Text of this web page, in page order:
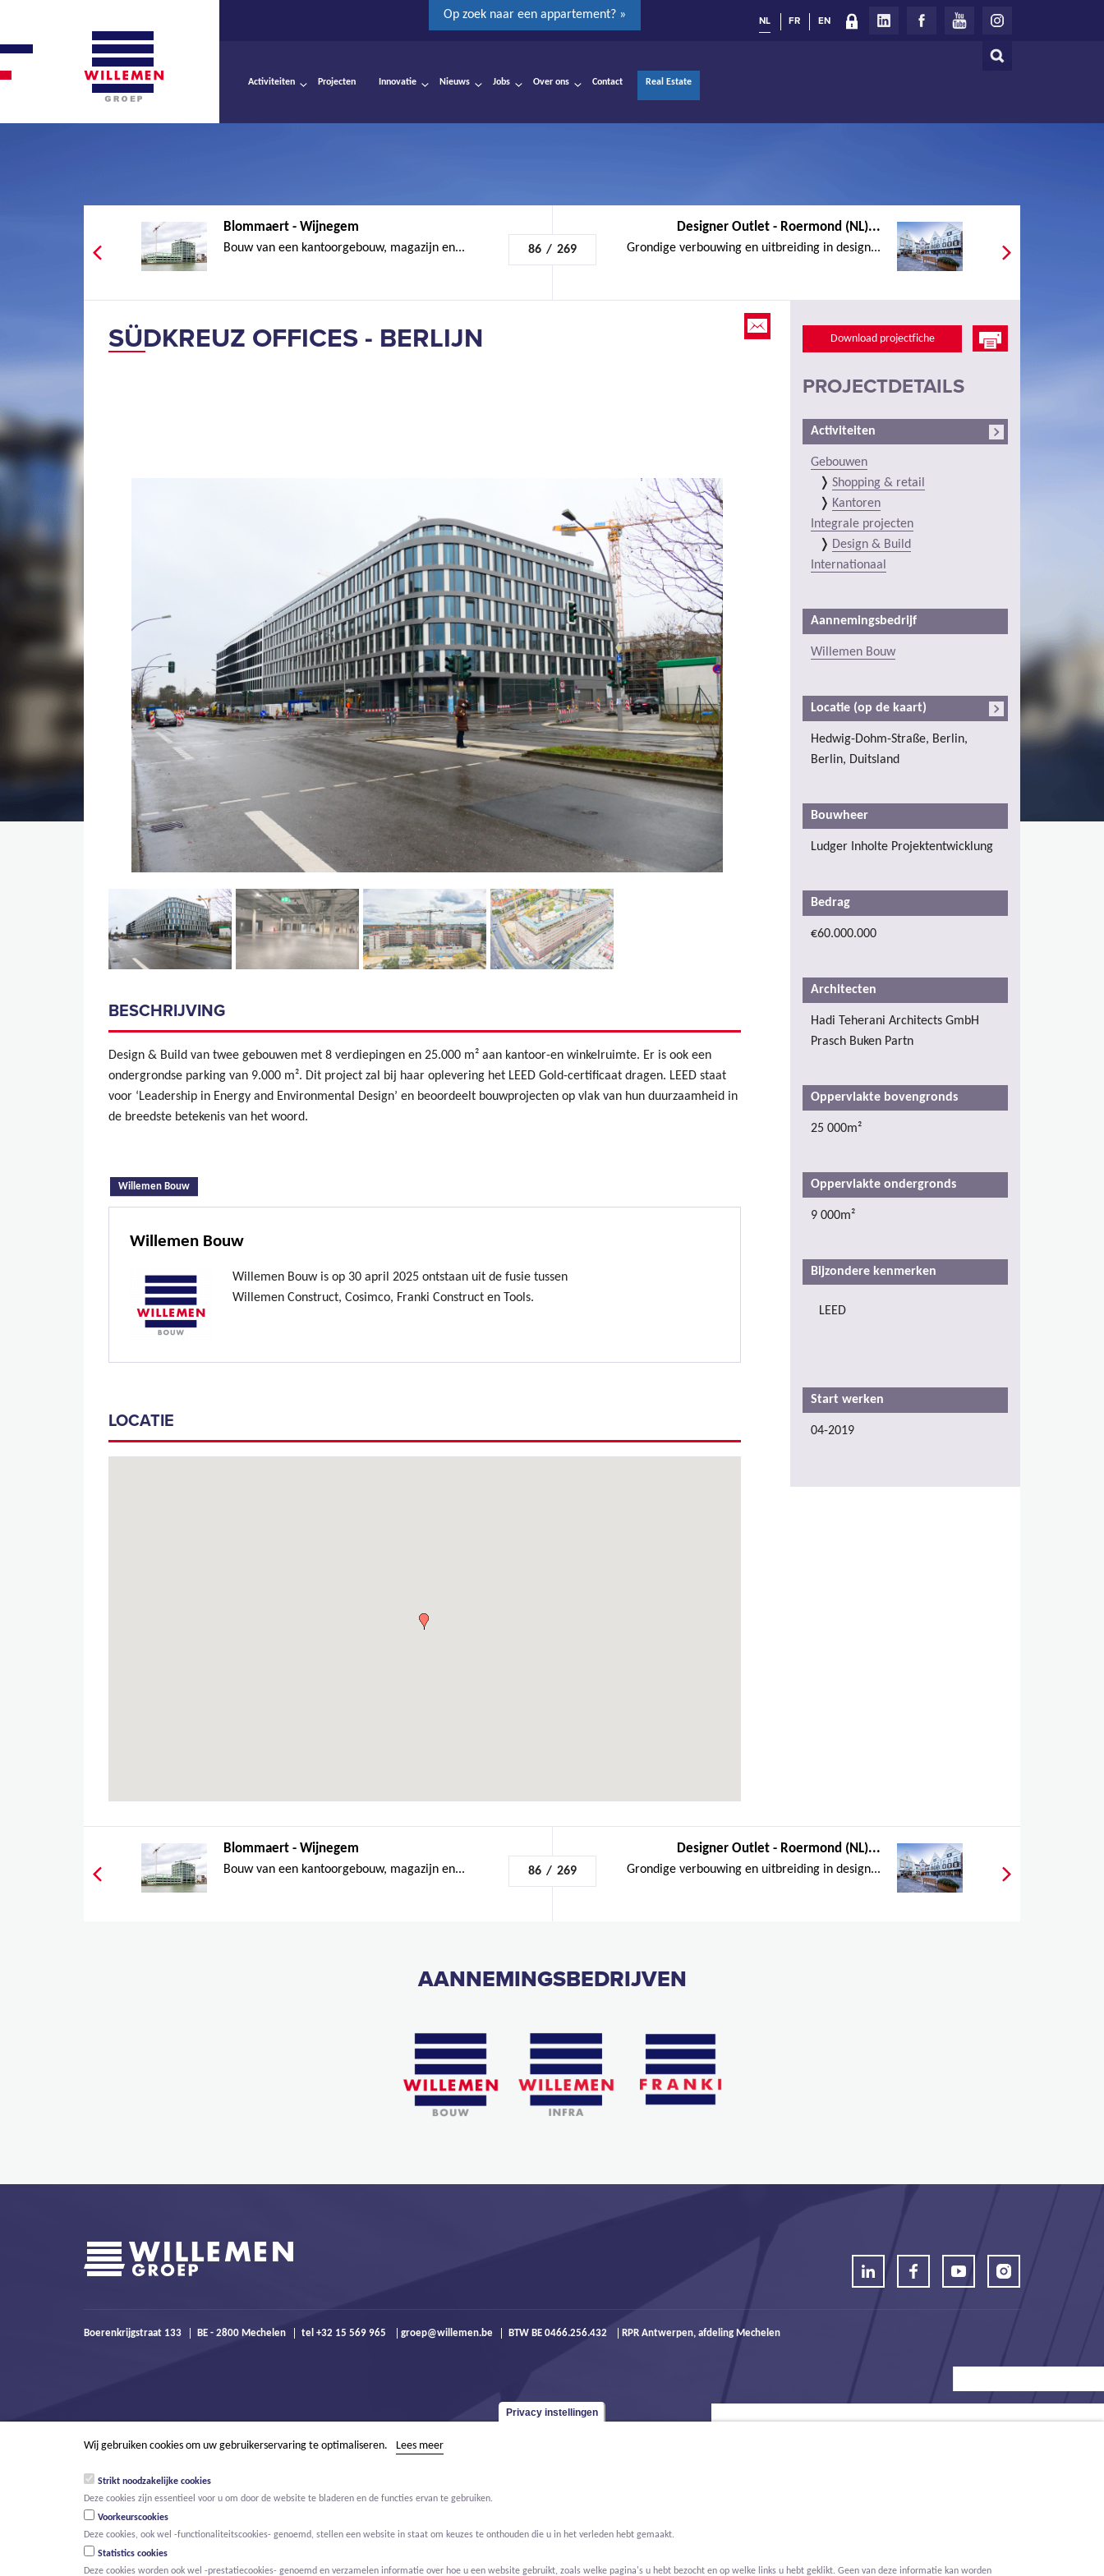
Op zoek naar een appartement? »
Zoeken
NL FR EN
Activiteiten Projecten Innovatie Nieuws Jobs Over ons Contact Real Estate
Blommaert - Wijnegem
Bouw van een kantoorgebouw, magazijn en... 86 / 269
Designer Outlet - Roermond (NL)...
Grondige verbouwing en uitbreiding in design...
SÜDKREUZ OFFICES - BERLIJN
BESCHRIJVING
Design & Build van twee gebouwen met 8 verdiepingen en 25.000 m² aan kantoor-en winkelruimte. Er is ook een
ondergrondse parking van 9.000 m². Dit project zal bij haar oplevering het LEED Gold-certificaat dragen. LEED staat
voor ‘Leadership in Energy and Environmental Design’ en beoordeelt bouwprojecten op vlak van hun duurzaamheid in
de breedste betekenis van het woord.
Willemen Bouw
Willemen Bouw
Willemen Bouw is op 30 april 2025 ontstaan uit de fusie tussen
Willemen Construct, Cosimco, Franki Construct en Tools.
LOCATIE
Download projectfiche
PROJECTDETAILS
Activiteiten
Gebouwen
Shopping & retail
Kantoren
Integrale projecten
Design & Build
Internationaal
Aannemingsbedrijf
Willemen Bouw
Locatie (op de kaart)
Hedwig-Dohm-Straße, Berlin,
Berlin, Duitsland
Bouwheer
Ludger Inholte Projektentwicklung
Bedrag
€60.000.000
Architecten
Hadi Teherani Architects GmbH
Prasch Buken Partn
Oppervlakte bovengronds
25 000m²
Oppervlakte ondergronds
9 000m²
Bijzondere kenmerken
LEED
Start werken
04-2019
Blommaert - Wijnegem
Bouw van een kantoorgebouw, magazijn en... 86 / 269
Designer Outlet - Roermond (NL)...
Grondige verbouwing en uitbreiding in design...
AANNEMINGSBEDRIJVEN
Boerenkrijgstraat 133 BE - 2800 Mechelen tel +32 15 569 965 groep@willemen.be BTW BE 0466.256.432 RPR Antwerpen, afdeling Mechelen
Privacy instellingen
Wij gebruiken cookies om uw gebruikerservaring te optimaliseren. Lees meer
Strikt noodzakelijke cookies
Deze cookies zijn essentieel voor u om door de website te bladeren en de functies ervan te gebruiken.
Voorkeurscookies
Deze cookies, ook wel -functionaliteitscookies- genoemd, stellen een website in staat om keuzes te onthouden die u in het verleden hebt gemaakt.
Statistics cookies
Deze cookies worden ook wel -prestatiecookies- genoemd en verzamelen informatie over hoe u een website gebruikt, zoals welke pagina's u hebt bezocht en op welke links u hebt geklikt. Geen van deze informatie kan worden